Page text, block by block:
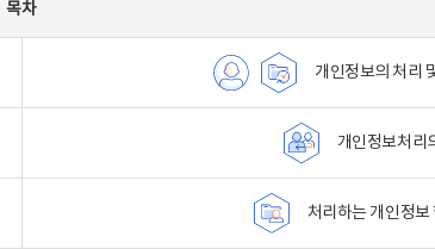
목차
개인정보의 처리
개인정보처리
처리하는 개인정보